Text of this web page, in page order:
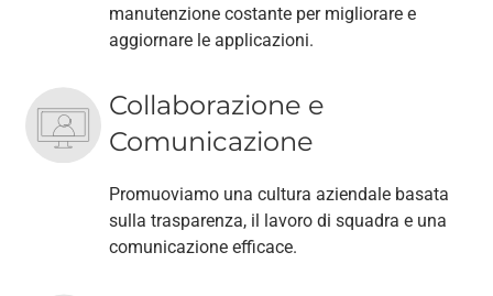
manutenzione costante per migliorare e
aggiornare le applicazioni.
Collaborazione e
Comunicazione
Promuoviamo una cultura aziendale basata
sulla trasparenza, il lavoro di squadra e una
comunicazione efficace.